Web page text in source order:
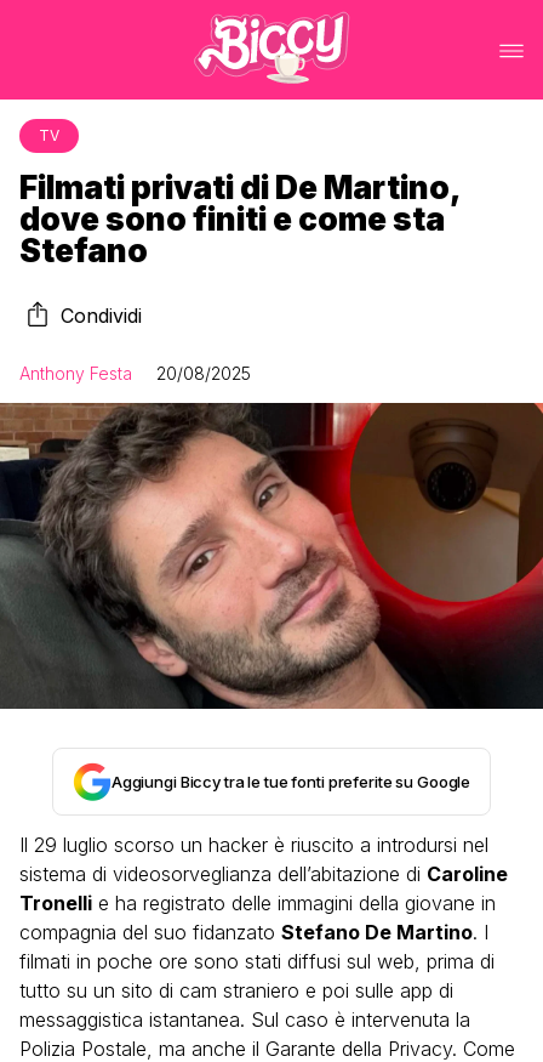
TV
Filmati privati di De Martino,
dove sono finiti e come sta
Stefano
Condividi
Anthony Festa 20/08/2025
Aggiungi Biccy tra le tue fonti preferite su Google
Il 29 luglio scorso un hacker è riuscito a introdursi nel
sistema di videosorveglianza dell’abitazione di Caroline
Tronelli e ha registrato delle immagini della giovane in
compagnia del suo fidanzato Stefano De Martino. I
filmati in poche ore sono stati diffusi sul web, prima di
tutto su un sito di cam straniero e poi sulle app di
messaggistica istantanea. Sul caso è intervenuta la
Polizia Postale, ma anche il Garante della Privacy. Come